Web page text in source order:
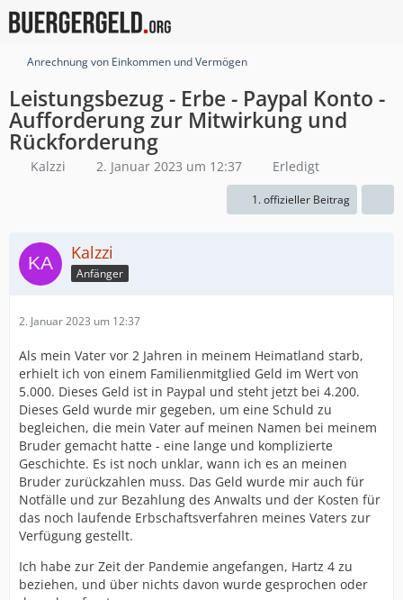
Anrechnung von Einkommen und Vermögen
Leistungsbezug - Erbe - Paypal Konto -
Aufforderung zur Mitwirkung und
Rückforderung
Kalzzi 2. Januar 2023 um 12:37 Erledigt
1. offizieller Beitrag
Kalzzi
Anfänger
2. Januar 2023 um 12:37
Als mein Vater vor 2 Jahren in meinem Heimatland starb,
erhielt ich von einem Familienmitglied Geld im Wert von
5.000. Dieses Geld ist in Paypal und steht jetzt bei 4.200.
Dieses Geld wurde mir gegeben, um eine Schuld zu
begleichen, die mein Vater auf meinen Namen bei meinem
Bruder gemacht hatte - eine lange und komplizierte
Geschichte. Es ist noch unklar, wann ich es an meinen
Bruder zurückzahlen muss. Das Geld wurde mir auch für
Notfälle und zur Bezahlung des Anwalts und der Kosten für
das noch laufende Erbschaftsverfahren meines Vaters zur
Verfügung gestellt.
Ich habe zur Zeit der Pandemie angefangen, Hartz 4 zu
beziehen, und über nichts davon wurde gesprochen oder